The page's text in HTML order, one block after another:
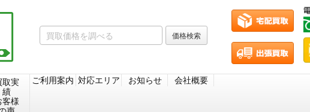
取実
績
客様
ご利用案内 対応エリア お知らせ 会社概要